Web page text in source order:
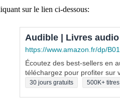
sur le lien ci-dessous:
Audible | Livres
https://www.amazon.fr/dp/
Écoutez des best-sellers en
téléchargez pour profiter sur
30 jours gratuits 500K+ titres